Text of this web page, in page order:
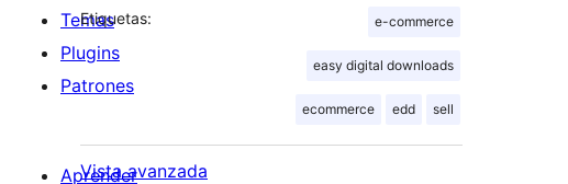
Etiquetas: e-commerce
easy digital downloads
ecommerce edd sell
Vista avanzada
Temas
Plugins
Patrones
Aprender